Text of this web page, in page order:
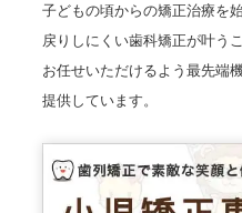
子どもの頃からの矯正治療を
戻りしにくい歯科矯正が叶う
お任せいただけるよう最先端
提供しています。